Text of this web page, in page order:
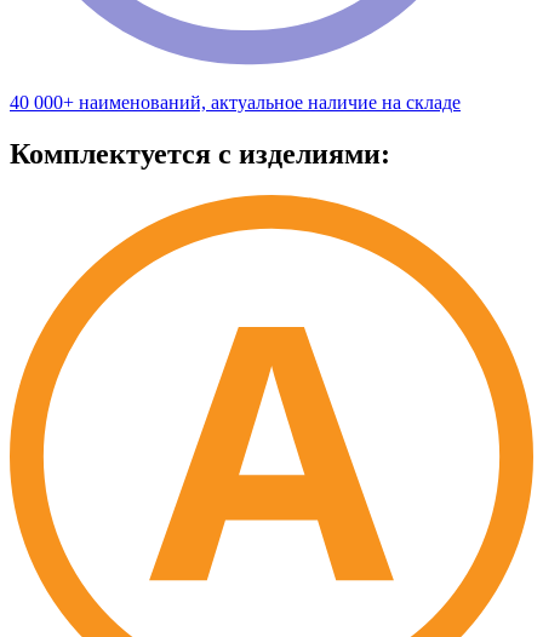
40 000+ наименований, актуальное наличие на складе
Комплектуется с изделиями: